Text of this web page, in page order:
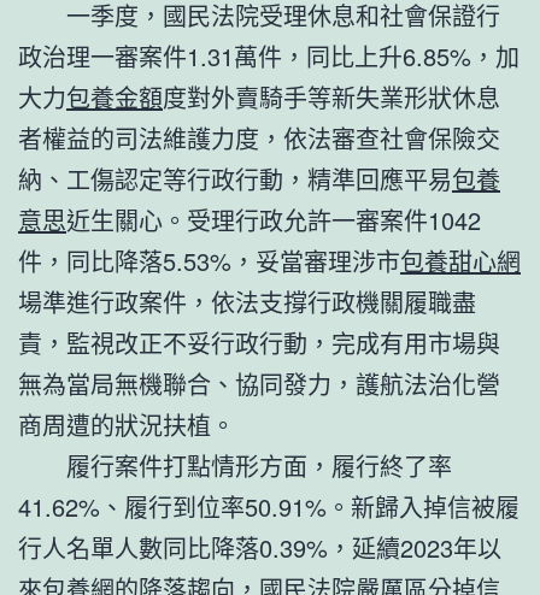
一季度，國民法院受理休息和社會保證行
政治理一審案件1.31萬件，同比上升6.85%，加
大力包養金額度對外賣騎手等新失業形狀休息
者權益的司法維護力度，依法審查社會保險交
納、工傷認定等行政行動，精準回應平易包養
意思近生關心。受理行政允許一審案件1042
件，同比降落5.53%，妥當審理涉市包養甜心網
場準進行政案件，依法支撐行政機關履職盡
責，監視改正不妥行政行動，完成有用市場與
無為當局無機聯合、協同發力，護航法治化營
商周遭的狀況扶植。
履行案件打點情形方面，履行終了率
41.62%、履行到位率50.91%。新歸入掉信被履
行人名單人數同比降落0.39%，延續2023年以
來包養網的降落趨向，國民法院嚴厲區分掉信